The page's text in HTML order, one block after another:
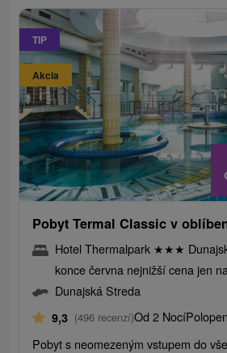
TIP
Akcia
Pobyt Termal Classic v
Hotel Thermalpark ★★★
konce června nejnižší cena jen
Dunajská Streda
9,3 (496 recenzí)Od 2 Nocí
Pobyt s neomezeným vstupem do